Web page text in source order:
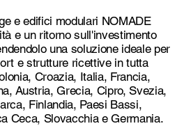
e edifici modulari NOMADE
e un ritorno sull'investimento
una soluzione ideale per
e strutture ricettive in tutta
Croazia, Italia, Francia,
Austria, Grecia, Cipro, Svezia,
Finlandia, Paesi Bassi,
Ceca, Slovacchia e Germania.